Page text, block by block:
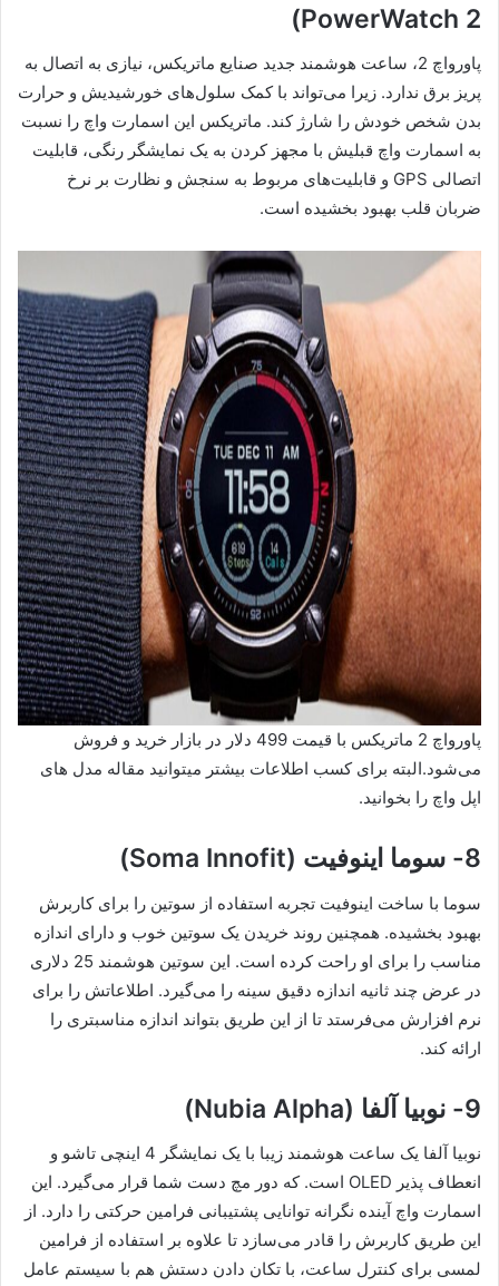
PowerWatch 2)
پاورواچ 2، ساعت هوشمند جدید صنایع ماتریکس، نیازی به اتصال به
پریز برق ندارد. زیرا می‌تواند با کمک سلول‌های خورشیدیش و حرارت
بدن شخص خودش را شارژ کند. ماتریکس این اسمارت واچ را نسبت
به اسمارت واچ قبلیش با مجهز کردن به یک نمایشگر رنگی، قابلیت
اتصالی GPS و قابلیت‌های مربوط به سنجش و نظارت بر نرخ
ضربان قلب بهبود بخشیده است.
پاورواچ 2 ماتریکس با قیمت 499 دلار در بازار خرید و فروش
می‌شود.البته برای کسب اطلاعات بیشتر میتوانید مقاله مدل های
اپل واچ را بخوانید.
8- سوما اینوفیت (Soma Innofit)
سوما با ساخت اینوفیت تجربه استفاده از سوتین را برای کاربرش
بهبود بخشیده. همچنین روند خریدن یک سوتین خوب و دارای اندازه
مناسب را برای او راحت کرده است. این سوتین هوشمند 25 دلاری
در عرض چند ثانیه اندازه دقیق سینه را می‌گیرد. اطلاعاتش را برای
نرم افزارش می‌فرستد تا از این طریق بتواند اندازه مناسبتری را
ارائه کند.
9- نوبیا آلفا (Nubia Alpha)
نوبیا آلفا یک ساعت هوشمند زیبا با یک نمایشگر 4 اینچی تاشو و
انعطاف پذیر OLED است. که دور مچ دست شما قرار می‌گیرد. این
اسمارت واچ آینده نگرانه توانایی پشتیبانی فرامین حرکتی را دارد. از
این طریق کاربرش را قادر می‌سازد تا علاوه بر استفاده از فرامین
لمسی برای کنترل ساعت، با تکان دادن دستش هم با سیستم عامل